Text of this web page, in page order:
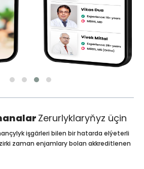
Zerurlyklaryňyz üçin
işgärleri bilen bir hatarda elýeterli
zaman enjamlary bolan akkreditlenen